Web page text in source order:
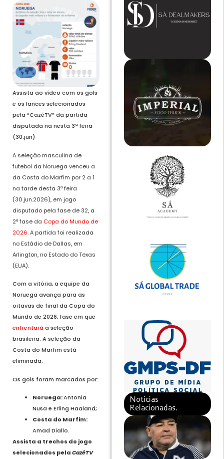
Assista ao vídeo com os gols
e os lances selecionados
pela “CazéTV” da partida
disputada na nesta 3ª feira
(30.jun)
A seleção masculina de
futebol da Noruega venceu a
da Costa do Marfim por 2 a 1
na tarde desta 3ª feira
(30.jun.2026), em jogo
disputado pela fase de 32, a
2ª fase da Copa do Mundo de
2026.A partida foi realizada
no Estádio de Dallas, em
Arlington, no Estado do Texas
(EUA).
Com a vitória, a equipe da
Noruega avança para as
oitavas de final da Copa do
Mundo de 2026, fase em que
enfrentará a seleção
brasileira. A seleção da
Costa do Marfim está
eliminada.
Os gols foram marcados por:
Noruega:Antonia
Nusa e Erling Haaland;
Costa do Marfim:
Amad Diallo.
Assista a trechos do jogo
selecionados pelaCazéTV
Noticias
Relacionadas.